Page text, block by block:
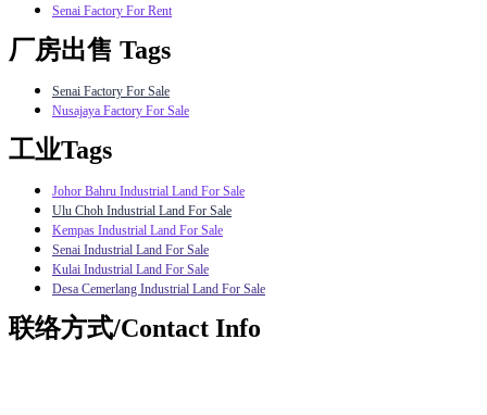
Senai Factory For Rent
厂房出售 Tags
Senai Factory For Sale
Nusajaya Factory For Sale
工业Tags
Johor Bahru Industrial Land For Sale
Ulu Choh Industrial Land For Sale
Kempas Industrial Land For Sale
Senai Industrial Land For Sale
Kulai Industrial Land For Sale
Desa Cemerlang Industrial Land For Sale
联络方式/Contact Info